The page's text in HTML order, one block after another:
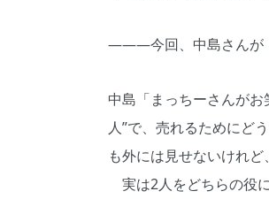
―――今回、中島さんが
中島「まっちーさんが
人”で、売れるためにど
も外には見せないけれ
実は2人をどちらの役